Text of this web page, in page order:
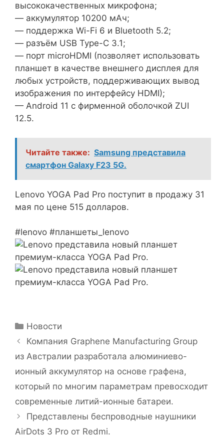
высококачественных микрофона;
— аккумулятор 10200 мАч;
— поддержка Wi-Fi 6 и Bluetooth 5.2;
— разъём USB Type-C 3.1;
— порт microHDMI (позволяет использовать
планшет в качестве внешнего дисплея для
любых устройств, поддерживающих вывод
изображения по интерфейсу HDMI);
— Android 11 с фирменной оболочкой ZUI
12.5.
Читайте также: Samsung представила
смартфон Galaxy F23 5G.
Lenovo YOGA Pad Pro поступит в продажу 31
мая по цене 515 долларов.
#lenovo #планшеты_lenovo
Рубрики
Новости
Компания Graphene Manufacturing Group
из Австралии разработала алюминиево-
ионный аккумулятор на основе графена,
который по многим параметрам превосходит
современные литий-ионные батареи.
Представлены беспроводные наушники
AirDots 3 Pro от Redmi.